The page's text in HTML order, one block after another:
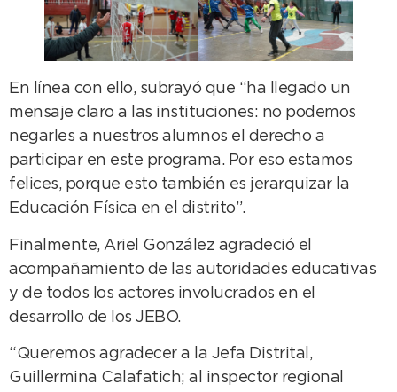
En línea con ello, subrayó que “ha llegado un
mensaje claro a las instituciones: no podemos
negarles a nuestros alumnos el derecho a
participar en este programa. Por eso estamos
felices, porque esto también es jerarquizar la
Educación Física en el distrito”.
Finalmente, Ariel González agradeció el
acompañamiento de las autoridades educativas
y de todos los actores involucrados en el
desarrollo de los JEBO.
“Queremos agradecer a la Jefa Distrital,
Guillermina Calafatich; al inspector regional